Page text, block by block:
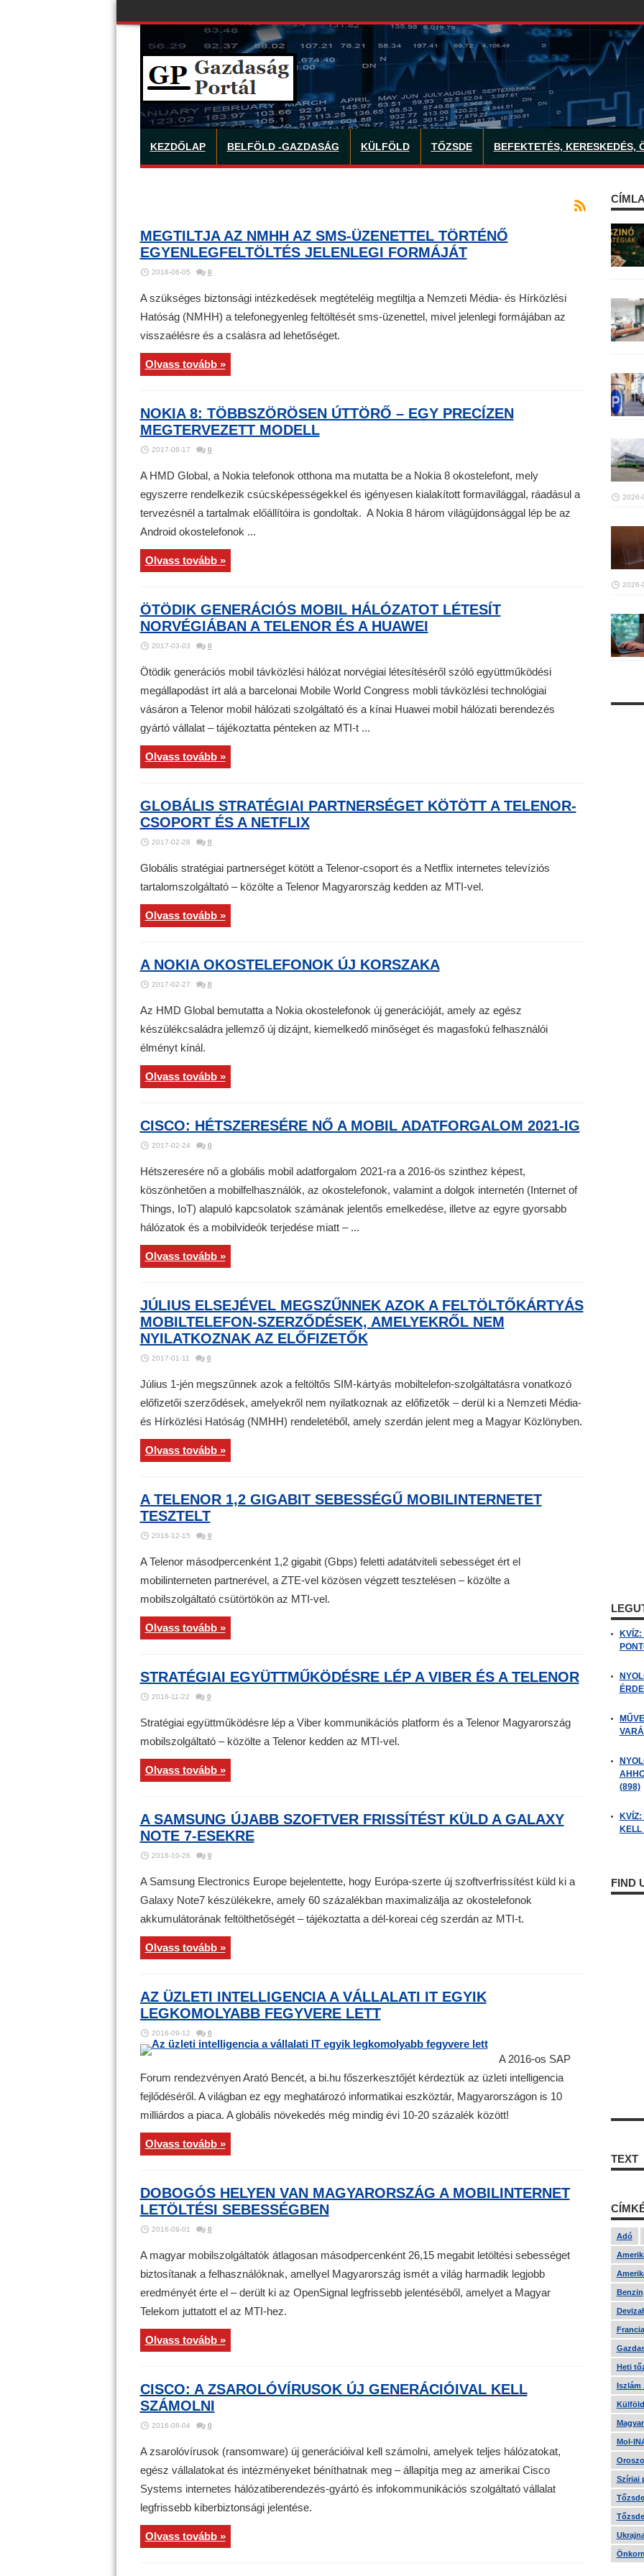
KEZDŐLAP BELFÖLD -GAZDASÁG KÜLFÖLD TŐZSDE BEFEKTETÉS, KERESKEDÉS,
MEGTILTJA AZ NMHH AZ SMS-ÜZENETTEL TÖRTÉNŐ
EGYENLEGFELTÖLTÉS JELENLEGI FORMÁJÁT
2018-06-05 0
A szükséges biztonsági intézkedések megtételéig megtiltja a Nemzeti Média- és Hírközlési
Hatóság (NMHH) a telefonegyenleg feltöltését sms-üzenettel, mivel jelenlegi formájában az
visszaélésre és a csalásra ad lehetőséget.
Olvass tovább »
NOKIA 8: TÖBBSZÖRÖSEN ÚTTÖRŐ – EGY PRECÍZEN
MEGTERVEZETT MODELL
2017-08-17 0
A HMD Global, a Nokia telefonok otthona ma mutatta be a Nokia 8 okostelefont, mely
egyszerre rendelkezik csúcsképességekkel és igényesen kialakított formavilággal, ráadásul a
tervezésnél a tartalmak előállítóira is gondoltak. A Nokia 8 három világújdonsággal lép be az
Android okostelefonok ...
Olvass tovább »
ÖTÖDIK GENERÁCIÓS MOBIL HÁLÓZATOT LÉTESÍT
NORVÉGIÁBAN A TELENOR ÉS A HUAWEI
2017-03-03 0
Ötödik generációs mobil távközlési hálózat norvégiai létesítéséről szóló együttműködési
megállapodást írt alá a barcelonai Mobile World Congress mobli távközlési technológiai
vásáron a Telenor mobil hálózati szolgáltató és a kínai Huawei mobil hálózati berendezés
gyártó vállalat – tájékoztatta pénteken az MTI-t ...
Olvass tovább »
GLOBÁLIS STRATÉGIAI PARTNERSÉGET KÖTÖTT A TELENOR-
CSOPORT ÉS A NETFLIX
2017-02-28 0
Globális stratégiai partnerséget kötött a Telenor-csoport és a Netflix internetes televíziós
tartalomszolgáltató – közölte a Telenor Magyarország kedden az MTI-vel.
Olvass tovább »
A NOKIA OKOSTELEFONOK ÚJ KORSZAKA
2017-02-27 0
Az HMD Global bemutatta a Nokia okostelefonok új generációját, amely az egész
készülékcsaládra jellemző új dizájnt, kiemelkedő minőséget és magasfokú felhasználói
élményt kínál.
Olvass tovább »
CISCO: HÉTSZERESÉRE NŐ A MOBIL ADATFORGALOM 2021-IG
2017-02-24 0
Hétszeresére nő a globális mobil adatforgalom 2021-ra a 2016-ös szinthez képest,
köszönhetően a mobilfelhasználók, az okostelefonok, valamint a dolgok internetén (Internet of
Things, IoT) alapuló kapcsolatok számának jelentős emelkedése, illetve az egyre gyorsabb
hálózatok és a mobilvideók terjedése miatt – ...
Olvass tovább »
JÚLIUS ELSEJÉVEL MEGSZŰNNEK AZOK A FELTÖLTŐKÁRTYÁS
MOBILTELEFON-SZERZŐDÉSEK, AMELYEKRŐL NEM
NYILATKOZNAK AZ ELŐFIZETŐK
2017-01-11 0
Július 1-jén megszűnnek azok a feltöltős SIM-kártyás mobiltelefon-szolgáltatásra vonatkozó
előfizetői szerződések, amelyekről nem nyilatkoznak az előfizetők – derül ki a Nemzeti Média-
és Hírközlési Hatóság (NMHH) rendeletéből, amely szerdán jelent meg a Magyar Közlönyben.
Olvass tovább »
A TELENOR 1,2 GIGABIT SEBESSÉGŰ MOBILINTERNETET
TESZTELT
2016-12-15 0
A Telenor másodpercenként 1,2 gigabit (Gbps) feletti adatátviteli sebességet ért el
mobilinterneten partnerével, a ZTE-vel közösen végzett tesztelésen – közölte a
mobilszolgáltató csütörtökön az MTI-vel.
Olvass tovább »
STRATÉGIAI EGYÜTTMŰKÖDÉSRE LÉP A VIBER ÉS A TELENOR
2016-11-22 0
Stratégiai együttműködésre lép a Viber kommunikációs platform és a Telenor Magyarország
mobilszolgáltató – közölte a Telenor kedden az MTI-vel.
Olvass tovább »
A SAMSUNG ÚJABB SZOFTVER FRISSÍTÉST KÜLD A GALAXY
NOTE 7-ESEKRE
2016-10-26 0
A Samsung Electronics Europe bejelentette, hogy Európa-szerte új szoftverfrissítést küld ki a
Galaxy Note7 készülékekre, amely 60 százalékban maximalizálja az okostelefonok
akkumulátorának feltölthetőségét – tájékoztatta a dél-koreai cég szerdán az MTI-t.
Olvass tovább »
AZ ÜZLETI INTELLIGENCIA A VÁLLALATI IT EGYIK
LEGKOMOLYABB FEGYVERE LETT
2016-09-12 0
A 2016-os SAP
Forum rendezvényen Arató Bencét, a bi.hu főszerkesztőjét kérdeztük az üzleti intelligencia
fejlődéséről. A világban ez egy meghatározó informatikai eszköztár, Magyarországon is 10
milliárdos a piaca. A globális növekedés még mindig évi 10-20 százalék között!
Olvass tovább »
DOBOGÓS HELYEN VAN MAGYARORSZÁG A MOBILINTERNET
LETÖLTÉSI SEBESSÉGBEN
2016-09-01 0
A magyar mobilszolgáltatók átlagosan másodpercenként 26,15 megabit letöltési sebességet
biztosítanak a felhasználóknak, amellyel Magyarország ismét a világ harmadik legjobb
eredményét érte el – derült ki az OpenSignal legfrissebb jelentéséből, amelyet a Magyar
Telekom juttatott el az MTI-hez.
Olvass tovább »
CISCO: A ZSAROLÓVÍRUSOK ÚJ GENERÁCIÓIVAL KELL
SZÁMOLNI
2016-08-04 0
A zsarolóvírusok (ransomware) új generációival kell számolni, amelyek teljes hálózatokat,
egész vállalatokat és intézményeket béníthatnak meg – állapítja meg az amerikai Cisco
Systems internetes hálózatiberendezés-gyártó és infokommunikációs szolgáltató vállalat
legfrissebb kiberbiztonsági jelentése.
Olvass tovább »
2026-
2026-
(898)
KELL
FIND
TEXT
Adó
Benzin
Heti
Iszlám
Mol-
Szíriai